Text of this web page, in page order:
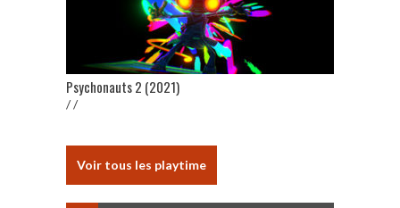
Psychonauts 2 (2021)
/ /
Voir tous les playtime